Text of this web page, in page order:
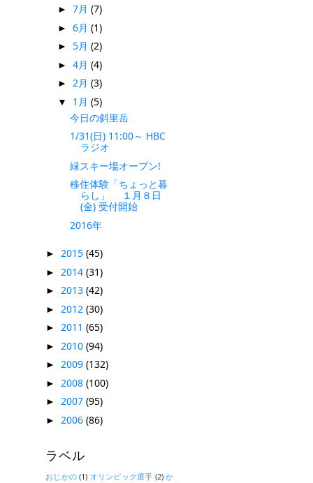
► 7月 (7)
► 6月 (1)
► 5月 (2)
► 4月 (4)
► 2月 (3)
▼ 1月 (5)
今日の斜里岳
1/31(日) 11:00～ HBC
ラジオ
緑スキー場オープン!
移住体験「ちょっと暮
らし」 １月８日
(金) 受付開始
2016年
► 2015 (45)
► 2014 (31)
► 2013 (42)
► 2012 (30)
► 2011 (65)
► 2010 (94)
► 2009 (132)
► 2008 (100)
► 2007 (95)
► 2006 (86)
ラベル
おじかの (1) オリンピック選手 (2) か